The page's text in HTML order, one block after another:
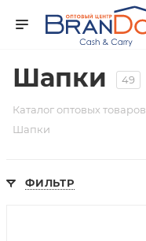
Шапки 49
Каталог оптовых товаров
Шапки
ФИЛЬТР